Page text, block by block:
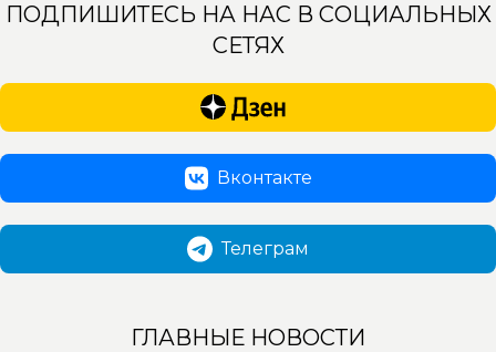
ПОДПИШИТЕСЬ НА НАС В СОЦИАЛЬНЫХ
СЕТЯХ
Вконтакте
Телеграм
ГЛАВНЫЕ НОВОСТИ